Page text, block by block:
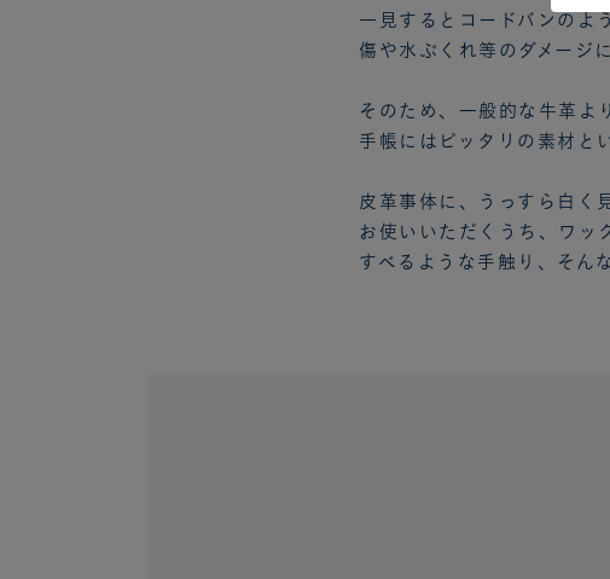
一見するとコードバンのよ
傷や水ぶくれ等のダメージ
そのため、一般的な牛革よ
手帳にはピッタリの素材と
皮革事体に、うっすら白く
お使いいただくうち、ワッ
すべるような手触り、そん